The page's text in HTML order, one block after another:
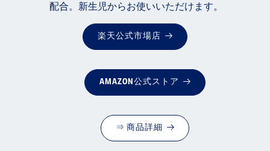
配合。新生児からお使いいただけます。
楽天公式市場店
AMAZON公式ストア
⇒ 商品詳細